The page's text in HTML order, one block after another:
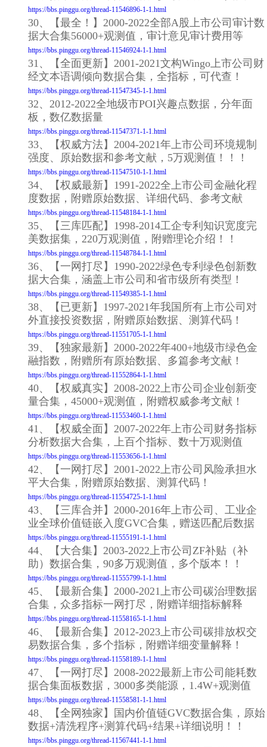
https://bbs.pinggu.org/thread-11546896-1-1.html
30、【最全！】2000-2022全部A股上市公司审计数
据大合集56000+观测值，审计意见审计费用等
https://bbs.pinggu.org/thread-11546924-1-1.html
31、【全面更新】2001-2021文构Wingo上市公司财
经文本语调倾向数据合集，全指标，可代查！
https://bbs.pinggu.org/thread-11547345-1-1.html
32、2012-2022全地级市POI兴趣点数据，分年面
板，数亿数据量
https://bbs.pinggu.org/thread-11547371-1-1.html
33、【权威方法】2004-2021年上市公司环境规制
强度、原始数据和参考文献，5万观测值！！！
https://bbs.pinggu.org/thread-11547510-1-1.html
34、【权威最新】1991-2022全上市公司金融化程
度数据，附赠原始数据、详细代码、参考文献
https://bbs.pinggu.org/thread-11548184-1-1.html
35、【三库匹配】1998-2014工企专利知识宽度完
美数据集，220万观测值，附赠理论介绍！！
https://bbs.pinggu.org/thread-11548784-1-1.html
36、【一网打尽】1990-2022绿色专利绿色创新数
据大合集，涵盖上市公司和省市级所有类型！
https://bbs.pinggu.org/thread-11549385-1-1.html
38、【已更新】1997-2021年我国所有上市公司对
外直接投资数据，附赠原始数据、测算代码！
https://bbs.pinggu.org/thread-11551705-1-1.html
39、【独家最新】2000-2022年400+地级市绿色金
融指数，附赠所有原始数据、多篇参考文献！
https://bbs.pinggu.org/thread-11552864-1-1.html
40、【权威真实】2008-2022上市公司企业创新变
量合集，45000+观测值，附赠权威参考文献！
https://bbs.pinggu.org/thread-11553460-1-1.html
41、【权威全面】2007-2022年上市公司财务指标
分析数据大合集，上百个指标、数十万观测值
https://bbs.pinggu.org/thread-11553656-1-1.html
42、【一网打尽】2001-2022上市公司风险承担水
平大合集，附赠原始数据、测算代码！
https://bbs.pinggu.org/thread-11554725-1-1.html
43、【三库合并】2000-2016年上市公司、工业企
业全球价值链嵌入度GVC合集，赠送匹配后数据
https://bbs.pinggu.org/thread-11555191-1-1.html
44、【大合集】2003-2022上市公司ZF补贴（补
助）数据合集，90多万观测值，多个版本！！
https://bbs.pinggu.org/thread-11555799-1-1.html
45、【最新合集】2000-2021上市公司碳治理数据
合集，众多指标一网打尽，附赠详细指标解释
https://bbs.pinggu.org/thread-11558165-1-1.html
46、【最新合集】2012-2023上市公司碳排放权交
易数据合集，多个指标，附赠详细变量解释！
https://bbs.pinggu.org/thread-11558189-1-1.html
47、【一网打尽】2008-2022最新上市公司能耗数
据合集面板数据，3000多类能源，1.4W+观测值
https://bbs.pinggu.org/thread-11558581-1-1.html
48、【全网独家】国内价值链GVC数据合集，原始
数据+清洗程序+测算代码+结果+详细说明！！
https://bbs.pinggu.org/thread-11567441-1-1.html